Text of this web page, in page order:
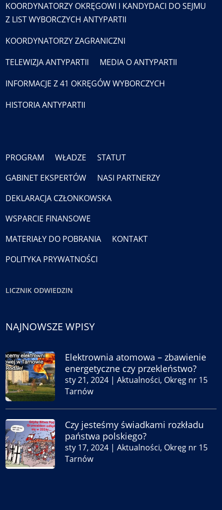
KOORDYNATORZY OKRĘGOWI I KANDYDACI DO SEJMU
Z LIST WYBORCZYCH ANTYPARTII
KOORDYNATORZY ZAGRANICZNI
TELEWIZJA ANTYPARTII
MEDIA O ANTYPARTII
INFORMACJE Z 41 OKRĘGÓW WYBORCZYCH
HISTORIA ANTYPARTII
PROGRAM WŁADZE
STATUT
GABINET EKSPERTÓW
NASI PARTNERZY
DEKLARACJA CZŁONKOWSKA
WSPARCIE FINANSOWE
MATERIAŁY DO POBRANIA
KONTAKT
POLITYKA PRYWATNOŚCI
LICZNIK ODWIEDZIN
NAJNOWSZE WPISY
Elektrownia atomowa – zbawienie
energetyczne czy przekleństwo?
sty 21, 2024 |Aktualności, Okręg nr 15
Tarnów
Czy jesteśmy świadkami rozkładu
państwa polskiego?
sty 17, 2024 |Aktualności, Okręg nr 15
Tarnów